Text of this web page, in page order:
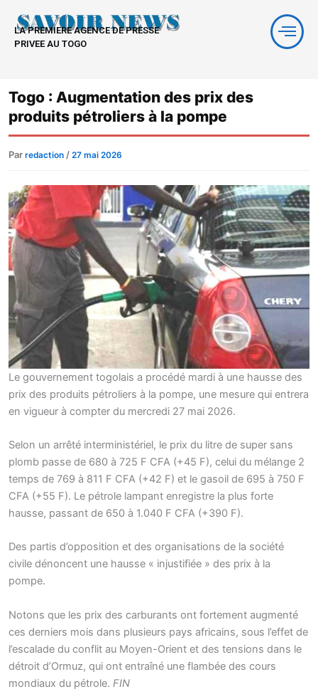
contenu
LA PREMIERE AGENCE DE PRESSE
PRIVEE AU TOGO
Togo : Augmentation des prix des
produits pétroliers à la pompe
Par redaction / 27 mai 2026
Le gouvernement togolais a procédé mardi à une hausse des
prix des produits pétroliers à la pompe, une mesure qui entrera
en vigueur à compter du mercredi 27 mai 2026.
Selon un arrêté interministériel, le prix du litre de super sans
plomb passe de 680 à 725 F CFA (+45 F), celui du mélange 2
temps de 769 à 811 F CFA (+42 F) et le gasoil de 695 à 750 F
CFA (+55 F). Le pétrole lampant enregistre la plus forte
hausse, passant de 650 à 1.040 F CFA (+390 F).
Des partis d’opposition et des organisations de la société
civile dénoncent une hausse « injustifiée » des prix à la
pompe.
Notons que les prix des carburants ont fortement augmenté
ces derniers mois dans plusieurs pays africains, sous l’effet de
l’escalade du conflit au Moyen-Orient et des tensions dans le
détroit d’Ormuz, qui ont entraîné une flambée des cours
mondiaux du pétrole. FIN